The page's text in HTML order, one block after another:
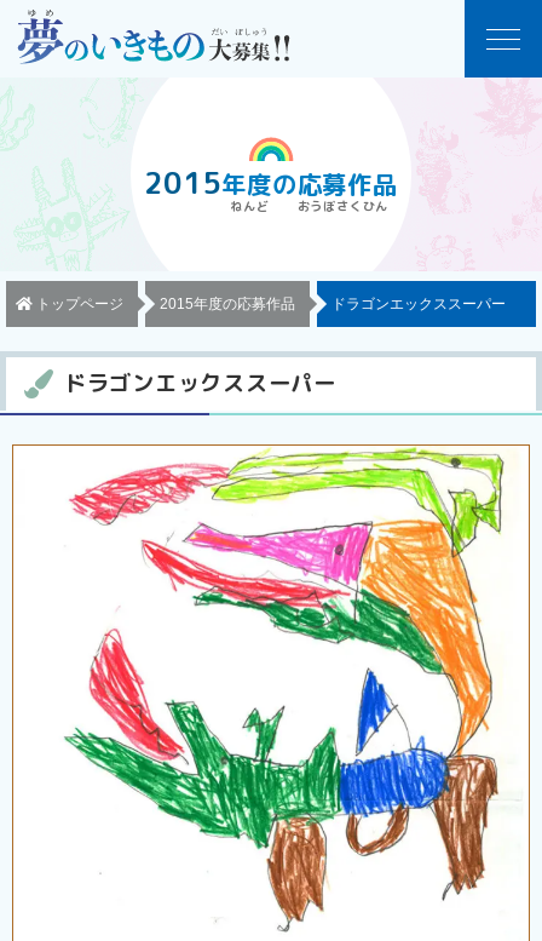
2015年度の応募作品
トップページ 2015年度の応募作品 ドラゴンエックススーパー
ドラゴンエックススーパー